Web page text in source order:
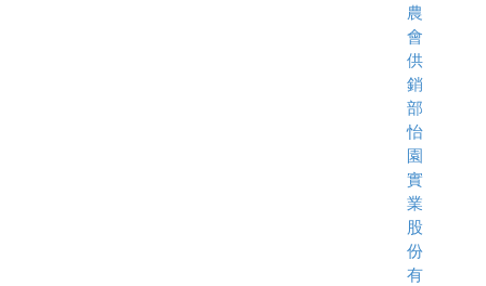
農
會
供
銷
部
怡
園
實
業
股
份
有